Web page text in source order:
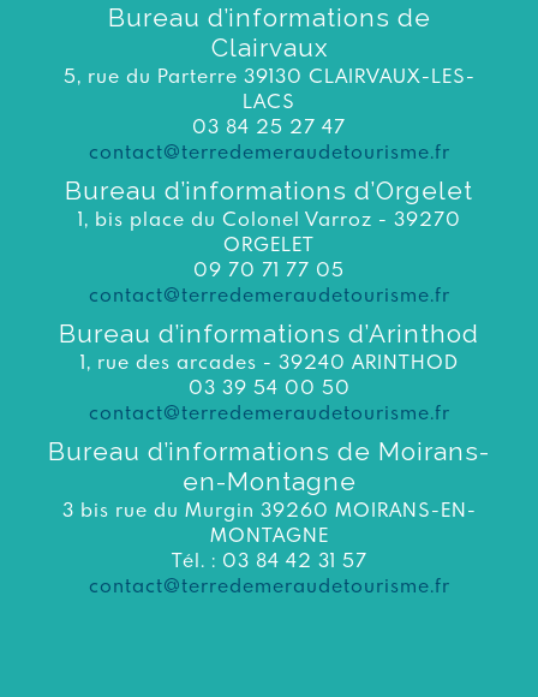
Bureau d’informations de
Clairvaux
5, rue du Parterre 39130 CLAIRVAUX-LES-
LACS
03 84 25 27 47
contact@terredemeraudetourisme.fr
Bureau d’informations d’Orgelet
1, bis place du Colonel Varroz - 39270
ORGELET
09 70 71 77 05
contact@terredemeraudetourisme.fr
Bureau d’informations d’Arinthod
1, rue des arcades - 39240 ARINTHOD
03 39 54 00 50
contact@terredemeraudetourisme.fr
Bureau d’informations de Moirans-
en-Montagne
3 bis rue du Murgin 39260 MOIRANS-EN-
MONTAGNE
Tél. : 03 84 42 31 57
contact@terredemeraudetourisme.fr